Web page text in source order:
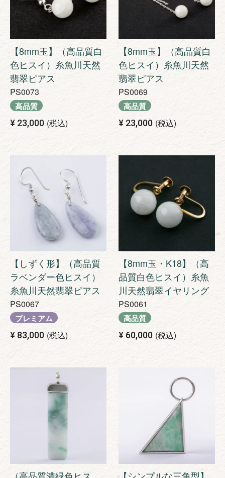
【8mm玉】（高品質白
色ヒスイ）糸魚川天然
翡翠ピアス
PS0073
高品質
¥ 23,000 税込
【8mm玉】（高品質白
色ヒスイ）糸魚川天然
翡翠ピアス
PS0069
高品質
¥ 23,000 税込
【しずく形】（高品質
ラベンダー色ヒスイ）
糸魚川天然翡翠ピアス
PS0067
プレミアム
¥ 83,000 税込
【8mm玉・K18】（高
品質白色ヒスイ）糸魚
川天然翡翠イヤリング
PS0061
高品質
¥ 60,000 税込